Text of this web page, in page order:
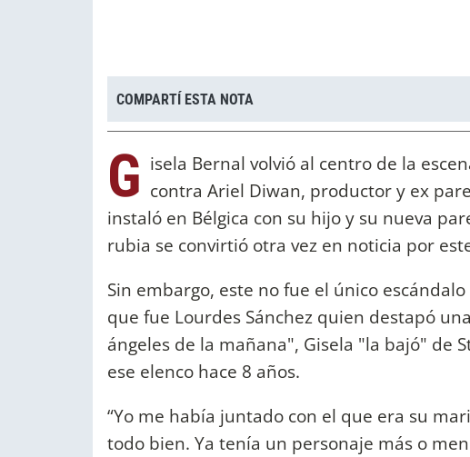
COMPARTÍ ESTA NOTA
G isela Bernal volvió al centro de la
contra Ariel Diwan, productor y ex
instaló en Bélgica con su hijo y su nueva
rubia se convirtió otra vez en noticia por
Sin embargo, este no fue el único
que fue Lourdes Sánchez quien destapó
ángeles de la mañana", Gisela "la bajó" de
ese elenco hace 8 años.
“Yo me había juntado con el que era su
todo bien. Ya tenía un personaje más o